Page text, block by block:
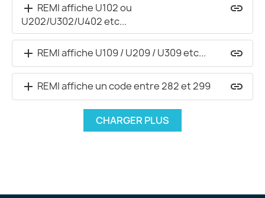
add REMI affiche U102 ou
U202/U302/U402 etc...
insert_link
add REMI affiche U109 / U209 / U309 etc... insert_link
add REMI affiche un code entre 282 et 299 insert_link
CHARGER PLUS